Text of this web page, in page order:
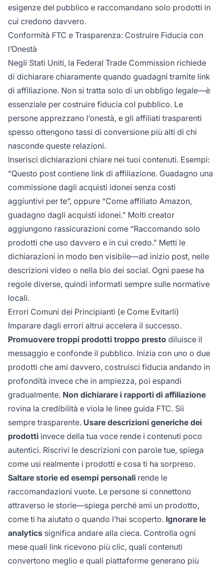
esigenze del pubblico e raccomandano solo prodotti in
cui credono davvero.
Conformità FTC e Trasparenza: Costruire Fiducia con
l’Onestà
Negli Stati Uniti, la Federal Trade Commission richiede
di dichiarare chiaramente quando guadagni tramite link
di affiliazione. Non si tratta solo di un obbligo legale—è
essenziale per costruire fiducia col pubblico. Le
persone apprezzano l’onestà, e gli affiliati trasparenti
spesso ottengono tassi di conversione più alti di chi
nasconde queste relazioni.
Inserisci dichiarazioni chiare nei tuoi contenuti. Esempi:
“Questo post contiene link di affiliazione. Guadagno una
commissione dagli acquisti idonei senza costi
aggiuntivi per te”, oppure “Come affiliato Amazon,
guadagno dagli acquisti idonei.” Molti creator
aggiungono rassicurazioni come “Raccomando solo
prodotti che uso davvero e in cui credo.” Metti le
dichiarazioni in modo ben visibile—ad inizio post, nelle
descrizioni video o nella bio dei social. Ogni paese ha
regole diverse, quindi informati sempre sulle normative
locali.
Errori Comuni dei Principianti (e Come Evitarli)
Imparare dagli errori altrui accelera il successo.
Promuovere troppi prodotti troppo presto diluisce il
messaggio e confonde il pubblico. Inizia con uno o due
prodotti che ami davvero, costruisci fiducia andando in
profondità invece che in ampiezza, poi espandi
gradualmente. Non dichiarare i rapporti di affiliazione
rovina la credibilità e viola le linee guida FTC. Sii
sempre trasparente. Usare descrizioni generiche dei
prodotti invece della tua voce rende i contenuti poco
autentici. Riscrivi le descrizioni con parole tue, spiega
come usi realmente i prodotti e cosa ti ha sorpreso.
Saltare storie ed esempi personali rende le
raccomandazioni vuote. Le persone si connettono
attraverso le storie—spiega perché ami un prodotto,
come ti ha aiutato o quando l’hai scoperto. Ignorare le
analytics significa andare alla cieca. Controlla ogni
mese quali link ricevono più clic, quali contenuti
convertono meglio e quali piattaforme generano più